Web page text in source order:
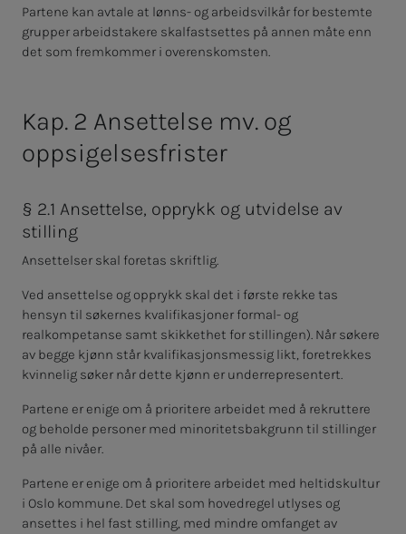
Partene kan avtale at lønns- og arbeidsvilkår for bestemte
grupper arbeidstakere skalfastsettes på annen måte enn
det som fremkommer i overenskomsten.
Kap. 2 Ansettelse mv. og
oppsigelsesfrister
§ 2.1 Ansettelse, opprykk og utvidelse av
stilling
Ansettelser skal foretas skriftlig.
Ved ansettelse og opprykk skal det i første rekke tas
hensyn til søkernes kvalifikasjoner formal- og
realkompetanse samt skikkethet for stillingen). Når søkere
av begge kjønn står kvalifikasjonsmessig likt, foretrekkes
kvinnelig søker når dette kjønn er underrepresentert.
Partene er enige om å prioritere arbeidet med å rekruttere
og beholde personer med minoritetsbakgrunn til stillinger
på alle nivåer.
Partene er enige om å prioritere arbeidet med heltidskultur
i Oslo kommune. Det skal som hovedregel utlyses og
ansettes i hel fast stilling, med mindre omfanget av